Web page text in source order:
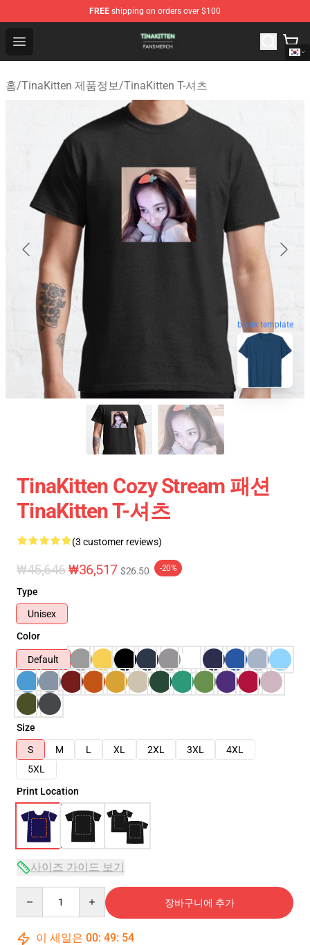
FREE shipping on orders over $100
Open menu
TinaKitten Shop - Official TinaKitten Merchandise Store
홈/TinaKitten 제품정보/TinaKitten T-셔츠
blank template
TinaKitten Cozy Stream 패션
TinaKitten T-셔츠
(3 customer reviews)
₩45,646₩36,517 $26.50 -20%
Type
Unisex
Color
Default
Size
S
M L XL 2XL 3XL
4XL
5XL
Print Location
사이즈 가이드 보기
장바구니에 추가
이 세일은 00: 49: 54